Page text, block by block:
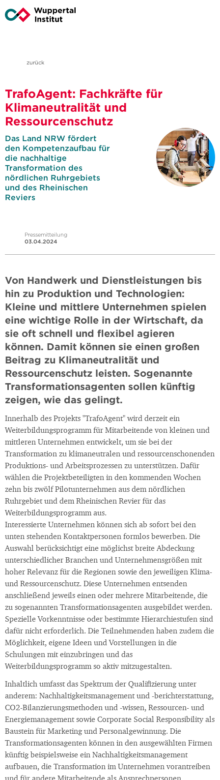
zurück
TrafoAgent: Fachkräfte für
Klimaneutralität und
Ressourcenschutz
Das Land NRW fördert
den Kompetenzaufbau für
die nachhaltige
Transformation des
nördlichen Ruhrgebiets
und des Rheinischen
Reviers
Pressemitteilung
03.04.2024
Von Handwerk und Dienstleistungen bis
hin zu Produktion und Technologien:
Kleine und mittlere Unternehmen spielen
eine wichtige Rolle in der Wirtschaft, da
sie oft schnell und flexibel agieren
können. Damit können sie einen großen
Beitrag zu Klimaneutralität und
Ressourcenschutz leisten. Sogenannte
Transformationsagenten sollen künftig
zeigen, wie das gelingt.
Innerhalb des Projekts "TrafoAgent" wird derzeit ein
Weiterbildungsprogramm für Mitarbeitende von kleinen und
mittleren Unternehmen entwickelt, um sie bei der
Transformation zu klimaneutralen und ressourcenschonenden
Produktions- und Arbeitsprozessen zu unterstützen. Dafür
wählen die Projektbeteiligten in den kommenden Wochen
zehn bis zwölf Pilotunternehmen aus dem nördlichen
Ruhrgebiet und dem Rheinischen Revier für das
Weiterbildungsprogramm aus.
Interessierte Unternehmen können sich ab sofort bei den
unten stehenden Kontaktpersonen formlos bewerben. Die
Auswahl berücksichtigt eine möglichst breite Abdeckung
unterschiedlicher Branchen und Unternehmensgrößen mit
hoher Relevanz für die Regionen sowie den jeweiligen Klima-
und Ressourcenschutz. Diese Unternehmen entsenden
anschließend jeweils einen oder mehrere Mitarbeitende, die
zu sogenannten Transformationsagenten ausgebildet werden.
Spezielle Vorkenntnisse oder bestimmte Hierarchiestufen sind
dafür nicht erforderlich. Die Teilnehmenden haben zudem die
Möglichkeit, eigene Ideen und Vorstellungen in die
Schulungen mit einzubringen und das
Weiterbildungsprogramm so aktiv mitzugestalten.
Inhaltlich umfasst das Spektrum der Qualifizierung unter
anderem: Nachhaltigkeitsmanagement und -berichterstattung,
CO2-Bilanzierungsmethoden und -wissen, Ressourcen- und
Energiemanagement sowie Corporate Social Responsibility als
Baustein für Marketing und Personalgewinnung. Die
Transformationsagenten können in den ausgewählten Firmen
künftig beispielsweise ein Nachhaltigkeitsmanagement
aufbauen, die Transformation im Unternehmen vorantreiben